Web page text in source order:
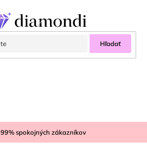
Hľadať
99% spokojných zákazníkov